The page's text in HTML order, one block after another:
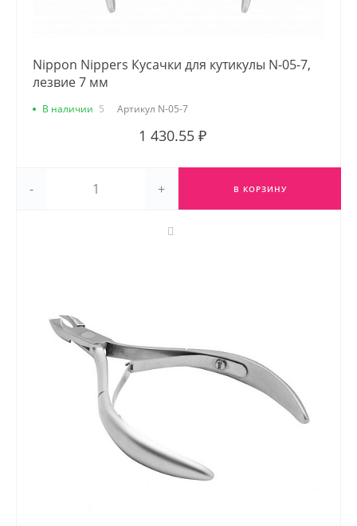
Nippon Nippers Кусачки для кутикулы N-05-7,
лезвие 7 мм
В наличии 5 Артикул N-05-7
1 430.55 ₽
- + В КОРЗИНУ